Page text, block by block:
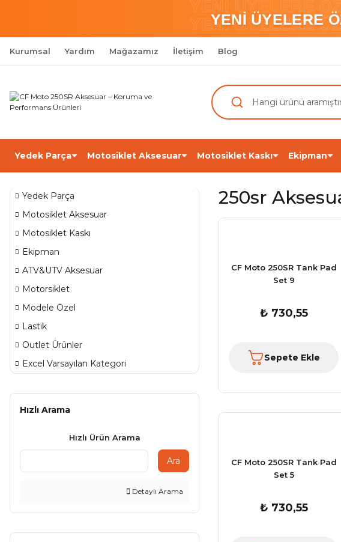
YENİ ÜYELERE
YENİ ÜYELERE
YENİ ÜYELERE
Kurumsal Yardım Mağazamız İletişim Blog
Yedek Parça Motosiklet Aksesuar Motosiklet Kaskı Ekipman
Yedek Parça
Motosiklet Aksesuar
Motosiklet Kaskı
Ekipman
ATV&UTV Aksesuar
Motorsiklet
Modele Özel
Lastik
Outlet Ürünler
Excel Varsayılan Kategori
Hızlı Arama
Hızlı Ürün Arama
Ara
Detaylı Arama
250sr
CF Moto 250SR Tank Pad
Set 9
₺ 730,55
Sepete Ekle
CF Moto 250SR Tank Pad
Set 5
₺ 730,55